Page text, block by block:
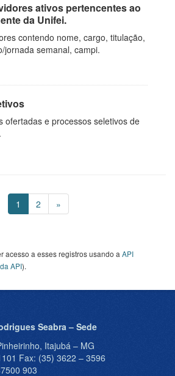
ativos pertencentes ao
da Unifei.
contendo nome, cargo, titulação,
jornada semanal, campi.
ofertadas e processos seletivos de
1 2 »
acesso a esses registros usando a API
API).
Seabra – Sede
Itajubá – MG
Fax: (35) 3622 – 3596
903